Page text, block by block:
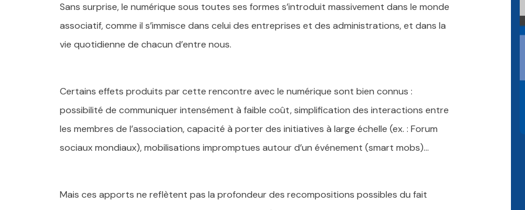
Sans surprise, le numérique sous toutes ses formes s’introduit massivement dans le monde
associatif, comme il s’immisce dans celui des entreprises et des administrations, et dans la
vie quotidienne de chacun d’entre nous.
Certains effets produits par cette rencontre avec le numérique sont bien connus :
possibilité de communiquer intensément à faible coût, simplification des interactions entre
les membres de l’association, capacité à porter des initiatives à large échelle (ex. : Forum
sociaux mondiaux), mobilisations impromptues autour d’un événement (smart mobs)…
Mais ces apports ne reflètent pas la profondeur des recompositions possibles du fait